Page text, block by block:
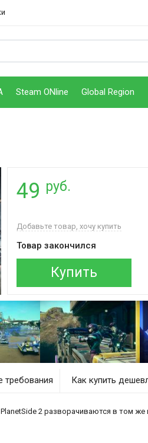
Steam ONline Global Region
49 руб.
Добавьте товар, хочу купить
Товар закончился
Купить
требования Как купить
2 разворачиваются в том